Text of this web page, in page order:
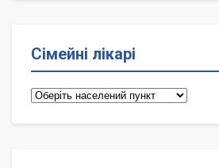
Сімейні лікарі
Сімейні